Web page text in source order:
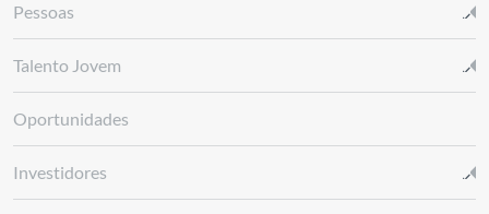
Pessoas
Talento Jovem
Oportunidades
Investidores